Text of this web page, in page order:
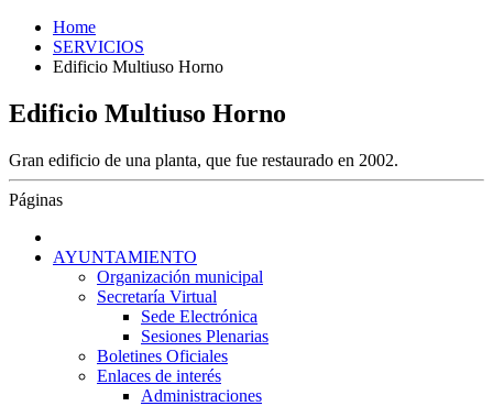
Home
SERVICIOS
Edificio Multiuso Horno
Edificio Multiuso Horno
Gran edificio de una planta, que fue restaurado en 2002.
Páginas
AYUNTAMIENTO
Organización municipal
Secretaría Virtual
Sede Electrónica
Sesiones Plenarias
Boletines Oficiales
Enlaces de interés
Administraciones